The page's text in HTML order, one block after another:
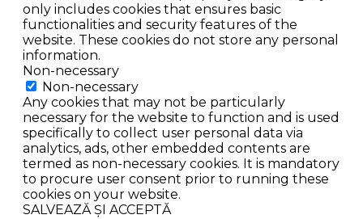
only includes cookies that ensures basic
functionalities and security features of the
website. These cookies do not store any personal
information.
Non-necessary
Non-necessary
Any cookies that may not be particularly
necessary for the website to function and is used
specifically to collect user personal data via
analytics, ads, other embedded contents are
termed as non-necessary cookies. It is mandatory
to procure user consent prior to running these
cookies on your website.
SALVEAZĂ ȘI ACCEPTĂ